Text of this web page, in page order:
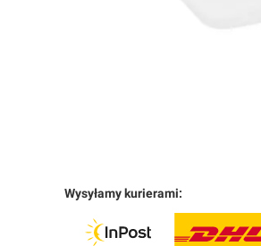
Wysyłamy kurierami: